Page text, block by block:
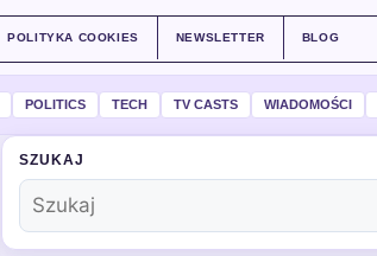
POLITYKA COOKIES NEWSLETTER BLOG
POLITICS TECH TV CASTS WIADOMOŚCI
SZUKAJ